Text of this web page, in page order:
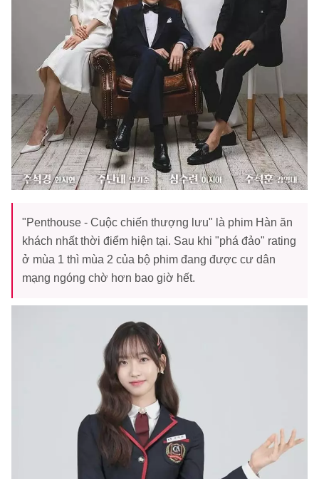
"Penthouse - Cuộc chiến thượng lưu" là phim Hàn ăn
khách nhất thời điểm hiện tại. Sau khi "phá đảo" rating
ở mùa 1 thì mùa 2 của bộ phim đang được cư dân
mạng ngóng chờ hơn bao giờ hết.